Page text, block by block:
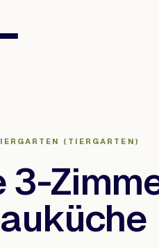
(TIERGARTEN)
3-